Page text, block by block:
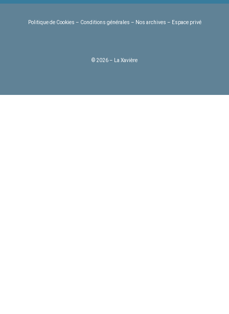
Politique de Cookies – Conditions générales – Nos archives – Espace privé
© 2026 – La Xavière